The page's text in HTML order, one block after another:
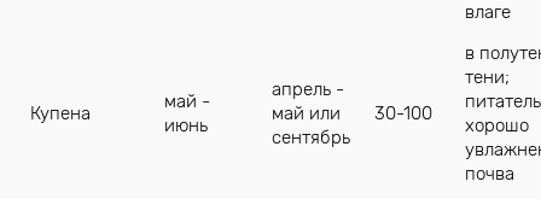
влаге
Купена
май -
июнь
апрель -
май или
сентябрь
30-100
в
тени;
хорошо
почва